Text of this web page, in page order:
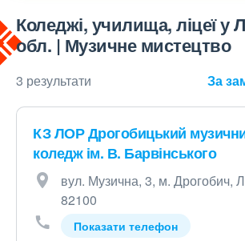
Коледжі, училища, ліцеї у
обл. | Музичне мистецтво
3 результати За
КЗ ЛОР Дрогобицький
коледж ім. В. Барвінського
вул. Музична, 3, м. Дрогобич,
82100
Показати телефон